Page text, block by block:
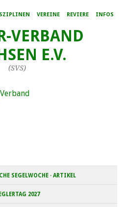
VEREINE REVIERE INFOS
VERBAND
E.V.
(SVS)
SEGELWOCHE · ARTIKEL
2027